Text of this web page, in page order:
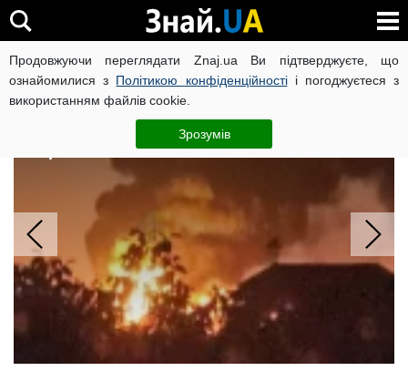
Продовжуючи переглядати Znaj.ua Ви підтверджуєте, що
ознайомилися з Політикою конфіденційностіі погоджуєтеся з
використанням файлів cookie.
Зрозумів
ВІЙНА РОСІЇ ПРОТИ УКРАЇНИ КОРОНАВІРУС В УКРАЇНІ
ЗСУ підпалили НПЗ у Ярославлі та
Уфі: знищено ретранслятори